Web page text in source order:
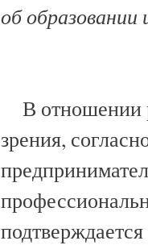
об образовании
В отношении
зрения,